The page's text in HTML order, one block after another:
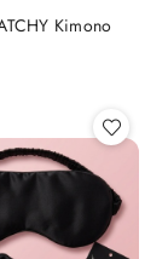
Kimono